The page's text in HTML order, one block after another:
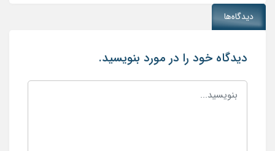
دیدگاه‌ها
دیدگاه خود را در مورد بنویسید.